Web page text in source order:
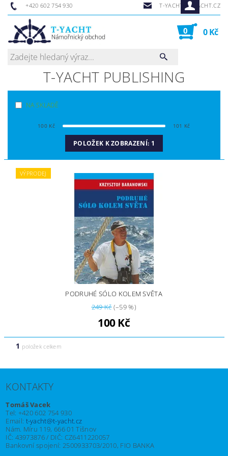
+420 602 754 930 T-YACHT@T-YACHT.CZ
0 0 Kč
T-YACHT PUBLISHING
NA SKLADĚ
100 Kč 101 Kč
POLOŽEK K ZOBRAZENÍ: 1
VÝPRODEJ
PODRUHÉ SÓLO KOLEM SVĚTA
249 Kč(–59 %)
100 Kč
1 položek celkem
KONTAKTY
Tomáš Vacek
Tel: +420 602 754 930
Email: t-yacht@t-yacht.cz
Nám. Míru 119, 666 01 Tišnov
IČ: 43973876 / DIČ: CZ6411220057
Bankovní spojení: 2500933703/2010, FIO BANKA